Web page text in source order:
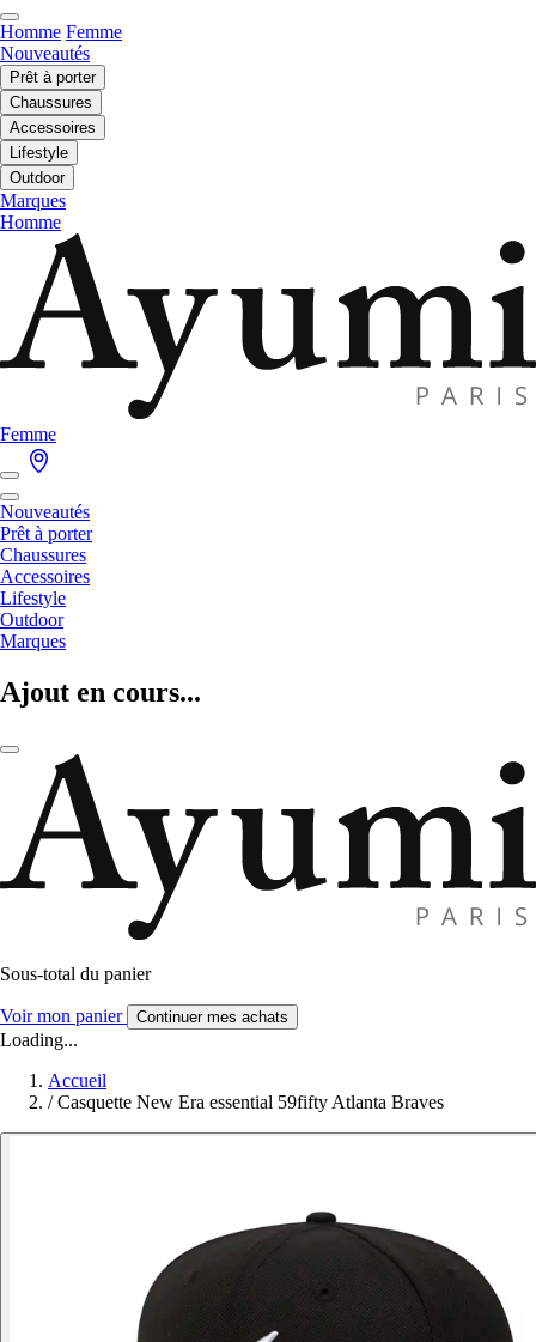
Homme Femme
Nouveautés
Prêt à porter
Chaussures
Accessoires
Lifestyle
Outdoor
Marques
Homme
Femme
Nouveautés
Prêt à porter
Chaussures
Accessoires
Lifestyle
Outdoor
Marques
Ajout en cours...
Sous-total du panier
Voir mon panier Continuer mes achats
Loading...
Accueil
/ Casquette New Era essential 59fifty Atlanta Braves